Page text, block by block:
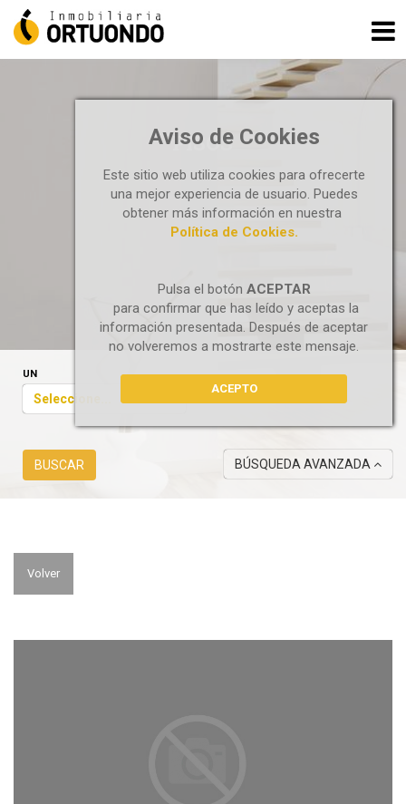
Aviso de Cookies
Este sitio web utiliza cookies para ofrecerte
una mejor experiencia de usuario. Puedes
obtener más información en nuestra
Política de Cookies.
Pulsa el botón ACEPTAR
para confirmar que has leído y aceptas la
información presentada. Después de aceptar
no volveremos a mostrarte este mensaje.
ACEPTO
PISOS
UN
Seleccione...
BUSCAR BÚSQUEDA AVANZADA
Volver